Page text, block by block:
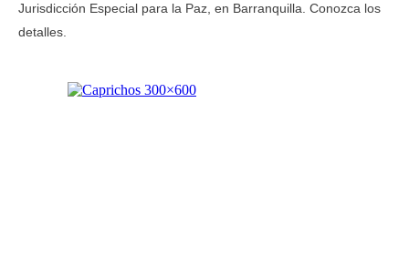
Jurisdicción Especial para la Paz, en Barranquilla. Conozca los
detalles.